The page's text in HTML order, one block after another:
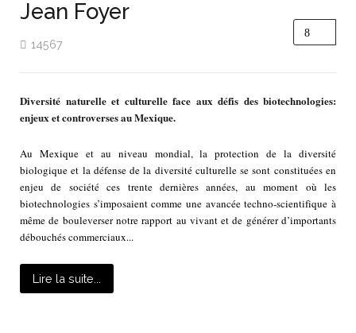
Jean Foyer
14567
Diversité naturelle et culturelle face aux défis des biotechnologies:
enjeux et controverses au Mexique.
Au Mexique et au niveau mondial, la protection de la diversité
biologique et la défense de la diversité culturelle se sont constituées en
enjeu de société ces trente dernières années, au moment où les
biotechnologies s’imposaient comme une avancée techno­-scientifique à
même de bouleverser notre rapport au vivant et de générer d’importants
débouchés commerciaux...
Lire la suite...